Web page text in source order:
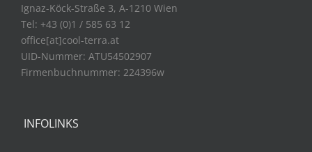
Ignaz-Köck-Straße 3, A-1210 Wien
Tel: +43 (0)1 / 585 63 12
office[at]cool-terra.at
UID-Nummer: ATU54502907
Firmenbuchnummer: 224396w
INFOLINKS